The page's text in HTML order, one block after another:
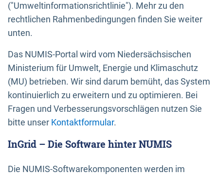
("Umweltinformationsrichtlinie"). Mehr zu den
rechtlichen Rahmenbedingungen finden Sie weiter
unten.
Das NUMIS-Portal wird vom Niedersächsischen
Ministerium für Umwelt, Energie und Klimaschutz
(MU) betrieben. Wir sind darum bemüht, das System
kontinuierlich zu erweitern und zu optimieren. Bei
Fragen und Verbesserungsvorschlägen nutzen Sie
bitte unser Kontaktformular.
InGrid – Die Software hinter NUMIS
Die NUMIS-Softwarekomponenten werden im